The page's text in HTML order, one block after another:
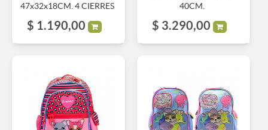
47x32x18CM. 4 CIERRES
$ 1.190,00
40CM.
$ 3.290,00